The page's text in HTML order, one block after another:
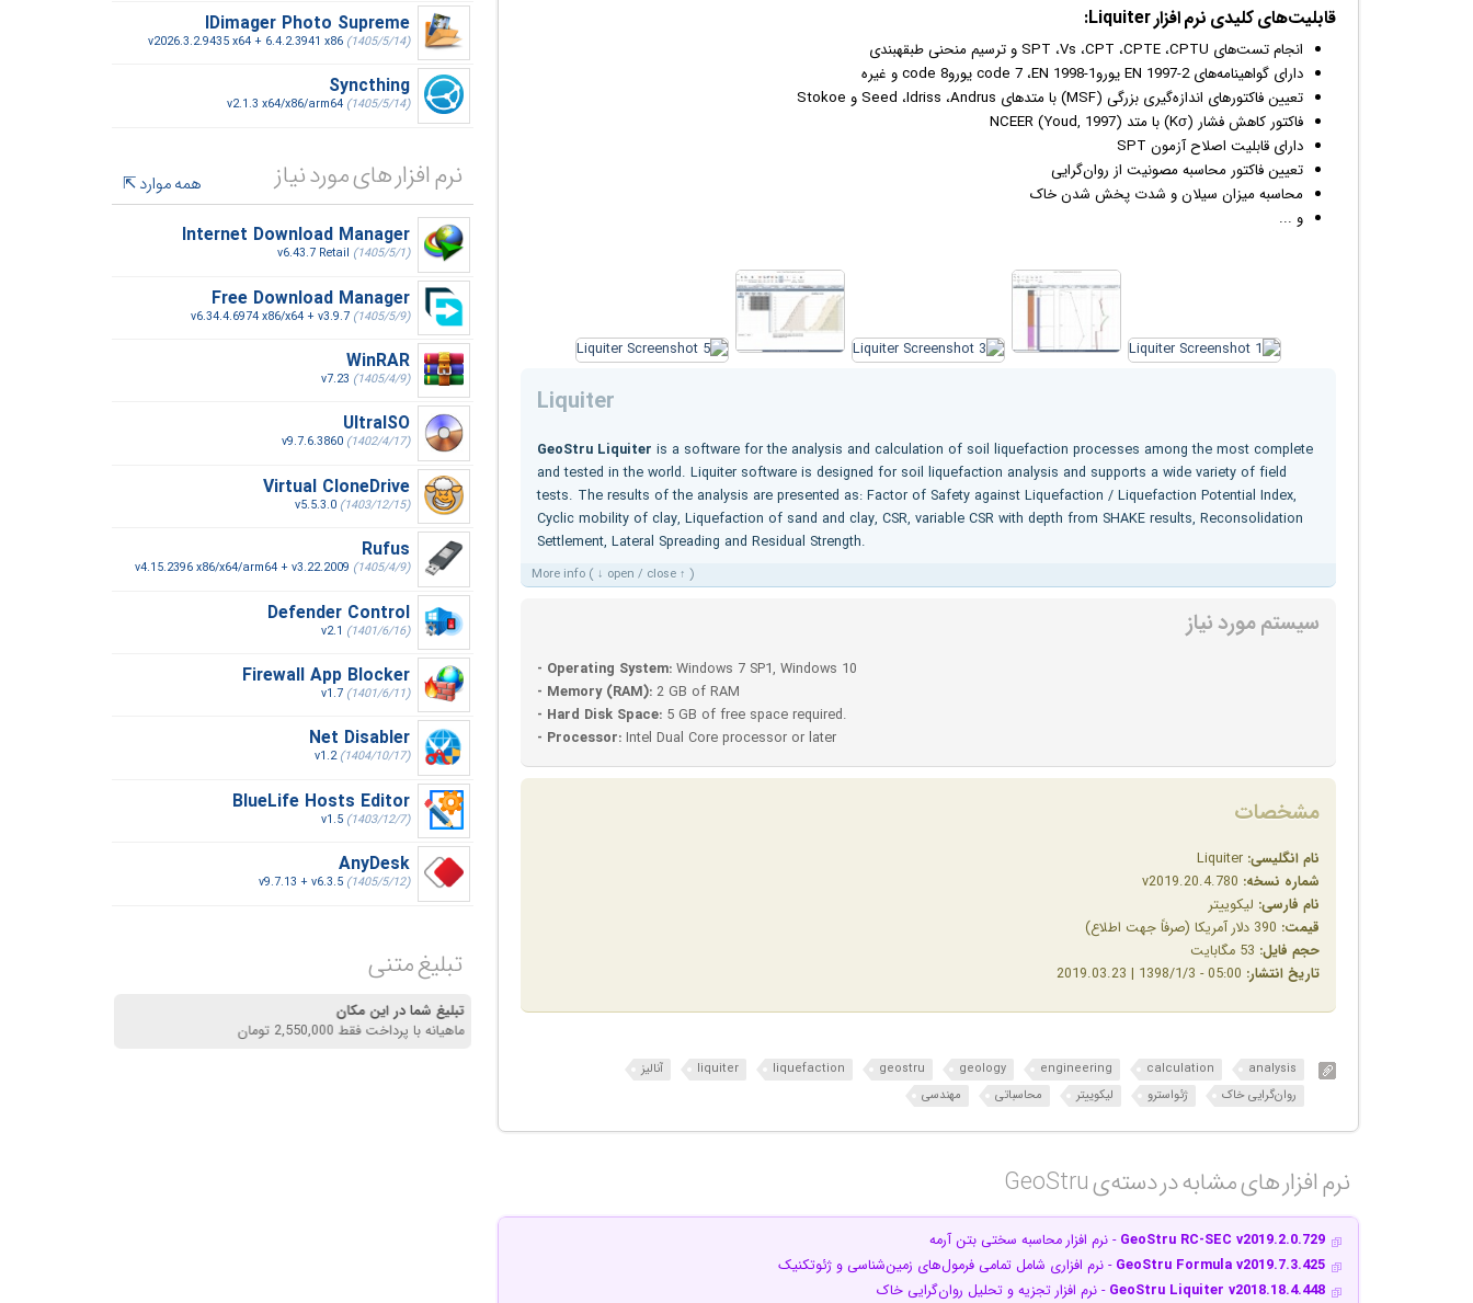
قابلیت‌‌های کلیدی نرم افزار
انجام تست‌های SPT ،Vs ،CPT ،CPTE ،CPTU و ترسیم منحنی طبقه‎بندی
دارای گواهینامه‌های EN 1997-2 یوروcode 7 ،EN 1998-1 یوروcode 8 و غیره
تعیین فاکتور‌های اندازه‌گیری بزرگی (MSF) با متدهای Seed ،Idriss ،Andrus و Stokoe
فاکتور‌ کاهش فشار (Kσ) با متد NCEER (Youd, 1997)
دارای قابلیت اصلاح آزمون SPT
تعیین فاکتور‌ محاسبه مصونیت از روان‌گرایی
محاسبه میزان سیلان و شدت پخش شدن خاک
و ...
Liquiter
GeoStru Liquiter is a software for the analysis and calculation of soil liquefaction processes among the most complete
and tested in the world. Liquiter software is designed for soil liquefaction analysis and supports a wide variety of field
tests. The results of the analysis are presented as: Factor of Safety against Liquefaction / Liquefaction Potential Index,
Cyclic mobility of clay, Liquefaction of sand and clay, CSR, variable CSR with depth from SHAKE results, Reconsolidation
Settlement, Lateral Spreading and Residual Strength.
More info ( ↓ open / close ↑ )
سیستم مورد نیاز
- Operating System: Windows 7 SP1, Windows 10
- Memory (RAM): 2 GB of RAM
- Hard Disk Space: 5 GB of free space required.
- Processor: Intel Dual Core processor or later
مشخصات
نام انگلیسی:
شماره نسخه:
نام فارسی: لیکوییتر
قیمت:
حجم فایل:
تاریخ انتشار:
analysis
calculation
engineering
geology
geostru
liquefaction
liquiter
آنالیز
روان‌گرایی خاک
ژئواسترو لیکوییتر محاسباتی مهندسی
نرم افزار های مشابه در دسته‌ی‌ GeoStru‎
GeoStru RC-SEC v2019.2.0.729 - نرم افزار محاسبه سختی بتن آرمه
GeoStru Formula v2019.7.3.425 - نرم افزاری شامل تمامی فرمول‌های زمین‌شناسی و ژئوتکنیک
GeoStru Liquiter v2018.18.4.448 - نرم افزار تجزیه و تحلیل روان‌گرایی خاک
IDimager Photo Supreme
v2026.3.2.9435 x64 + 6.4.2.3941 x86 (1405/5/14)
Syncthing
v2.1.3 x64/x86/arm64 (1405/5/14)
نرم افزار های مورد نیاز
همه موارد
Internet Download Manager
v6.43.7 Retail (1405/5/1)
Free Download Manager
v6.34.4.6974 x86/x64 + v3.9.7 (1405/5/9)
WinRAR
v7.23 (1405/4/9)
UltraISO
v9.7.6.3860 (1402/4/17)
Virtual CloneDrive
v5.5.3.0 (1403/12/15)
Rufus
v4.15.2396 x86/x64/arm64 + v3.22.2009 (1405/4/9)
Defender Control
v2.1 (1401/6/16)
Firewall App Blocker
v1.7 (1401/6/11)
Net Disabler
v1.2(1404/10/17)
BlueLife Hosts Editor
v1.5 (1403/12/7)
AnyDesk
v9.7.13 + v6.3.5 (1405/5/12)
تبلیغ متنی
تبلیغ شما در این مکان
ماهیانه با پرداخت فقط 2,550,000 تومان